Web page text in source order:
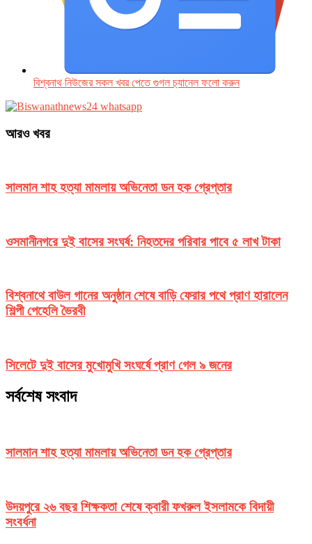
বিশ্বনাথ নিউজের সকল খবর পেতে গুগল চ‌্যানেল ফলো করুন
আরও খবর
সালমান শাহ হত্যা মামলায় অভিনেতা ডন হক গ্রেপ্তার
ওসমানীনগরে দুই বাসের সংঘর্ষ: নিহতদের পরিবার পাবে ৫ লাখ টাকা
বিশ্বনাথে বাউল গানের অনুষ্ঠান শেষে বাড়ি ফেরার পথে প্রাণ হারালেন
শিল্পী পেহেলি ভৈরবী
সিলেটে দুই বাসের মুখোমুখি সংঘর্ষে প্রাণ গেল ৯ জনের
সর্বশেষ সংবাদ
সালমান শাহ হত্যা মামলায় অভিনেতা ডন হক গ্রেপ্তার
উদয়পুরে ২৬ বছর শিক্ষকতা শেষে ক্বারী ফখরুল ইসলামকে বিদায়ী
সংবর্ধনা